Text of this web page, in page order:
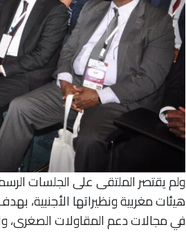
ولم يقتصر الملتقى على الجلسات
هيئات مغربية ونظيراتها الأجنبية،
في مجالات دعم المقاولات الصغرى،